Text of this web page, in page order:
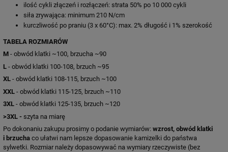
ilość cykli złączeń i rozłączeń: strata 50% po 10 000 cykli
siła zrywająca: minimum 210 N/cm
kurczliwość po praniu (3 x 60°C): max. 2% długość i 1% szerokość
TABELA ROZMIARÓW
M - obwód klatki ~100, brzucha ~90
L - obwód klatki 100-108, brzuch ~95
XL - obwód klatki 108-115, brzuch ~100
XXL - obwód klatki 115-125, brzuch ~110
3XL - obwód klatki 125-135, brzuch ~120
>3XL - szyta na miarę
Po dokonaniu zakupu prosimy o podanie wymiarów: wzrost, obwód klatki
i brzucha co ułatwi nam lepsze dopasowanie kamizelki do państwa
sylwetki. Rozmiar należy dopasowywać na wymiary rzeczywiste (bez